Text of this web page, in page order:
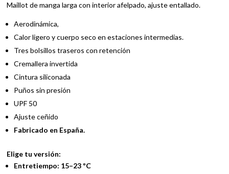
Maillot de manga larga con interior afelpado, ajuste entallado.
Aerodinámica,
Calor ligero y cuerpo seco en estaciones intermedias.
Tres bolsillos traseros con retención
Cremallera invertida
Cintura siliconada
Puños sin presión
UPF 50
Ajuste ceñido
Fabricado en España.
Elige tu versión:
Entretiempo: 15–23 ºC